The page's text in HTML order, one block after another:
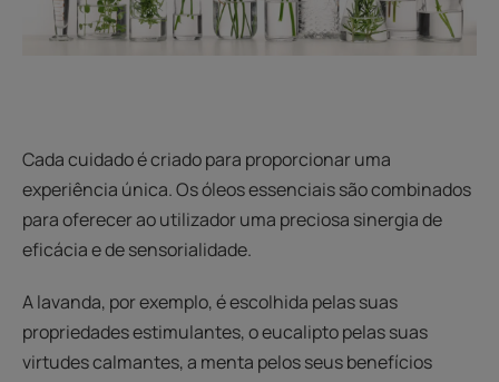
Cada cuidado é criado para proporcionar uma
experiência única. Os óleos essenciais são combinados
para oferecer ao utilizador uma preciosa sinergia de
eficácia e de sensorialidade.
A lavanda, por exemplo, é escolhida pelas suas
propriedades estimulantes, o eucalipto pelas suas
virtudes calmantes, a menta pelos seus benefícios